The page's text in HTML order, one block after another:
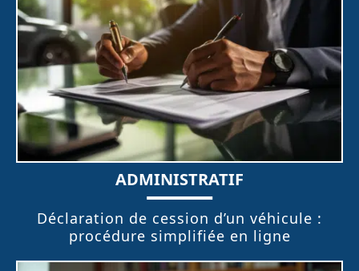
ADMINISTRATIF
Déclaration de cession d’un véhicule :
procédure simplifiée en ligne